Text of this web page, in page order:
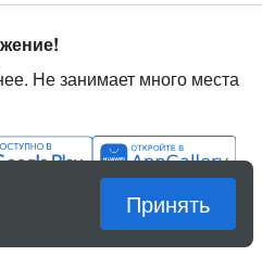
Не занимает много места
Принять